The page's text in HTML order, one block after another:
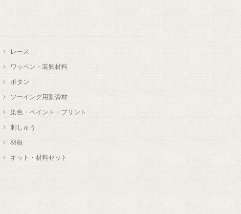
レース
ワッペン・装飾材料
ボタン
ソーイング用副資材
染色・ペイント・プリント
刺しゅう
羽根
キット・材料セット